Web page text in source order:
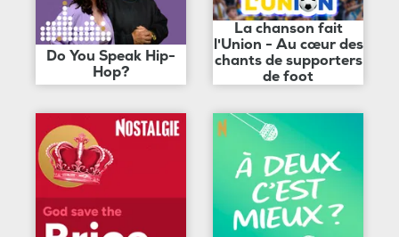
Do You Speak Hip-
Hop?
La chanson fait
l'Union - Au cœur des
chants de supporters
de foot